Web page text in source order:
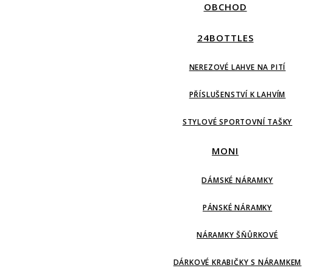
OBCHOD
24BOTTLES
NEREZOVÉ LAHVE NA PITÍ
PŘÍSLUŠENSTVÍ K LAHVÍM
STYLOVÉ SPORTOVNÍ TAŠKY
MONI
DÁMSKÉ NÁRAMKY
PÁNSKÉ NÁRAMKY
NÁRAMKY ŠŇŮRKOVÉ
DÁRKOVÉ KRABIČKY S NÁRAMKEM